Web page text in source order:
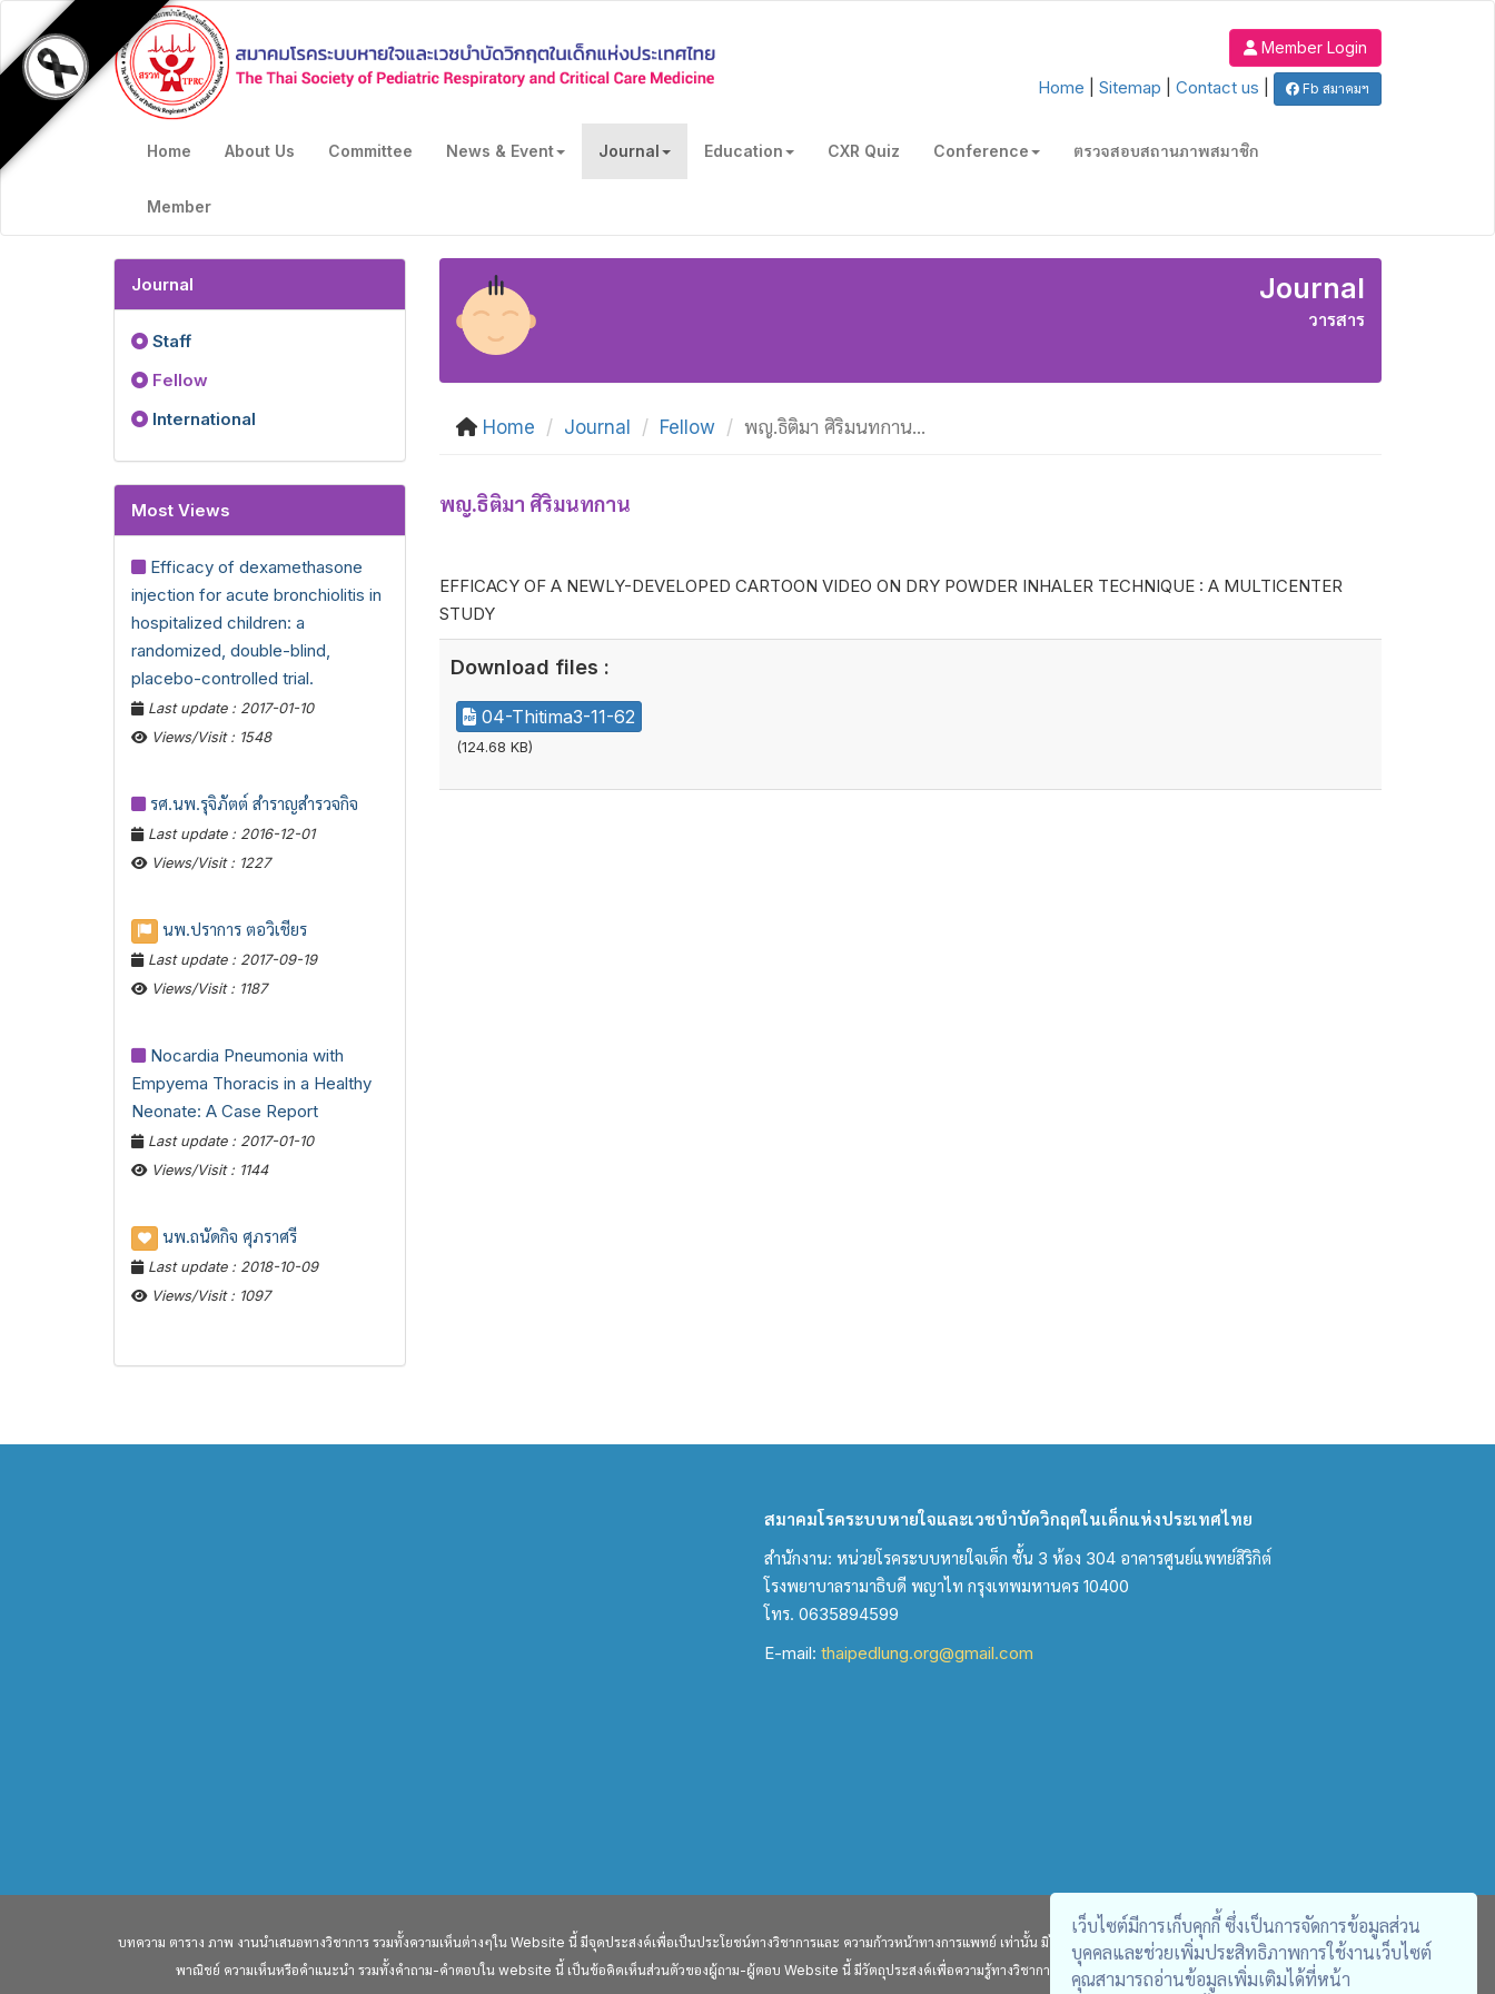
เว็บไซต์มีการเก็บคุกกี้ ซึ่งเป็นการจัดการข้อมูลส่วน
บุคคลและช่วยเพิ่มประสิทธิภาพการใช้งานเว็บไซต์
คุณสามารถอ่านข้อมูลเพิ่มเติมได้ที่หน้า
Member Login
Home Sitemap Contact us Fb สมาคมฯ
Home About Us Committee News & Event Journal Education CXR Quiz Conference ตรวจสอบสถานภาพสมาชิก
Member
Journal
Staff
Fellow
International
Most Views
Efficacy of dexamethasone
injection for acute bronchiolitis in
hospitalized children: a
randomized, double-blind,
placebo-controlled trial.
Last update : 2017-01-10
Views/Visit : 1548
รศ.นพ.รุจิภัตต์ สำราญสำรวจกิจ
Last update : 2016-12-01
Views/Visit : 1227
นพ.ปราการ ตอวิเชียร
Last update : 2017-09-19
Views/Visit : 1187
Nocardia Pneumonia with
Empyema Thoracis in a Healthy
Neonate: A Case Report
Last update : 2017-01-10
Views/Visit : 1144
นพ.ถนัดกิจ ศุภราศรี
Last update : 2018-10-09
Views/Visit : 1097
Journal
วารสาร
Home Journal Fellow พญ.ธิติมา ศิริมนทกาน...
พญ.ธิติมา ศิริมนทกาน
EFFICACY OF A NEWLY-DEVELOPED CARTOON VIDEO ON DRY POWDER INHALER TECHNIQUE : A MULTICENTER
STUDY
Download files :
04-Thitima3-11-62
(124.68 KB)
สมาคมโรคระบบหายใจและเวชบำบัดวิกฤตในเด็กแห่งประเทศไทย
สำนักงาน: หน่วยโรคระบบหายใจเด็ก ชั้น 3 ห้อง 304 อาคารศูนย์แพทย์สิริกิต์
โรงพยาบาลรามาธิบดี พญาไท กรุงเทพมหานคร 10400
โทร. 0635894599
E-mail: thaipedlung.org@gmail.com
บทความ ตาราง ภาพ งานนำเสนอทางวิชาการ รวมทั้งความเห็นต่างๆใน Website นี้ มีจุดประสงค์เพื่อเป็นประโยชน์ทางวิชาการและ ความก้าวหน้าทางการแพทย์ เท่านั้น มิได้มีเจตนา คัดลอกผลงานจากวารสารอื่น หรือนำเสนอในเชิง
พาณิชย์ ความเห็นหรือคำแนะนำ รวมทั้งคำถาม-คำตอบใน website นี้ เป็นข้อคิดเห็นส่วนตัวของผู้ถาม-ผู้ตอบ Website นี้ มีวัตถุประสงค์เพื่อความรู้ทางวิชาการเท่านั้น ไม่สามารถนำไปใช้อ้างอิงทางกฎหมายได้